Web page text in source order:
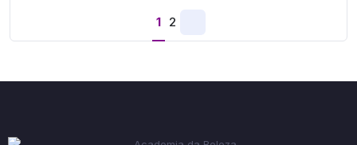
1 2